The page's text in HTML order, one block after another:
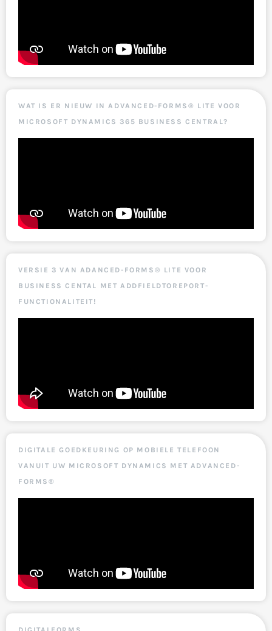
WAT IS ER NIEUW IN ADVANCED-FORMS® LITE VOOR
MICROSOFT DYNAMICS 365 BUSINESS CENTRAL?
VERSIE 3 VAN ADANCED-FORMS® LITE VOOR
BUSINESS CENTAL MET ADDFIELDTOREPORT-
FUNCTIONALITEIT!
DIGITALE GOEDKEURING OP MOBIELE TELEFOON
VANUIT UW MICROSOFT DYNAMICS MET ADVANCED-
FORMS®